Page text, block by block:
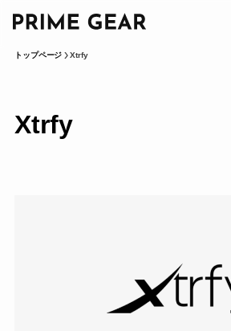
トップページ Xtrfy
Xtrfy